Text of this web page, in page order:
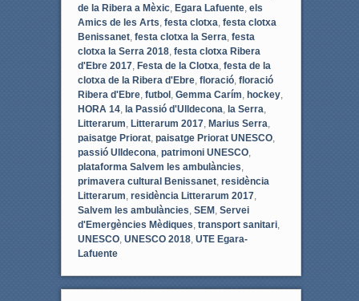
de la Ribera a Mèxic, Egara Lafuente, els
Amics de les Arts festa clotxa festa clotxa
Benissanet, festa clotxa la Serra festa
clotxa la Serra 2018, festa clotxa Ribera
d'Ebre 2017, Festa de la Clotxa festa de la
clotxa de la Ribera d'Ebre, floració, floració
Ribera d'Ebre, futbol, Gemma Carím hockey,
HORA 14, la Passió d'Ulldecona la Serra
Litterarum Litterarum 2017, Marius Serra
paisatge Priorat, paisatge Priorat UNESCO,
passió Ulldecona patrimoni UNESCO,
plataforma Salvem les ambulàncies
primavera cultural Benissanet, residència
Litterarum residència Litterarum 2017,
Salvem les ambulàncies SEM, Servei
d'Emergències Mèdiques transport sanitari,
UNESCO, UNESCO 2018, UTE Egara-
Lafuente